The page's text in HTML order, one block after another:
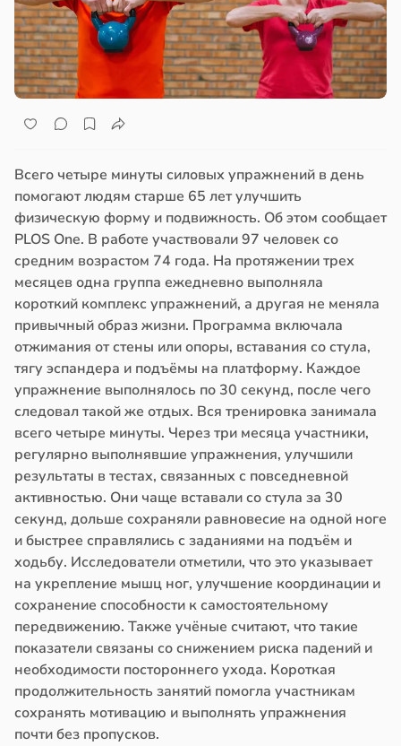
Всего четыре минуты силовых упражнений в день
помогают людям старше 65 лет улучшить
физическую форму и подвижность. Об этом сообщает
PLOS One. В работе участвовали 97 человек со
средним возрастом 74 года. На протяжении трех
месяцев одна группа ежедневно выполняла
короткий комплекс упражнений, а другая не меняла
привычный образ жизни. Программа включала
отжимания от стены или опоры, вставания со стула,
тягу эспандера и подъёмы на платформу. Каждое
упражнение выполнялось по 30 секунд, после чего
следовал такой же отдых. Вся тренировка занимала
всего четыре минуты. Через три месяца участники,
регулярно выполнявшие упражнения, улучшили
результаты в тестах, связанных с повседневной
активностью. Они чаще вставали со стула за 30
секунд, дольше сохраняли равновесие на одной ноге
и быстрее справлялись с заданиями на подъём и
ходьбу. Исследователи отметили, что это указывает
на укрепление мышц ног, улучшение координации и
сохранение способности к самостоятельному
передвижению. Также учёные считают, что такие
показатели связаны со снижением риска падений и
необходимости постороннего ухода. Короткая
продолжительность занятий помогла участникам
сохранять мотивацию и выполнять упражнения
почти без пропусков.